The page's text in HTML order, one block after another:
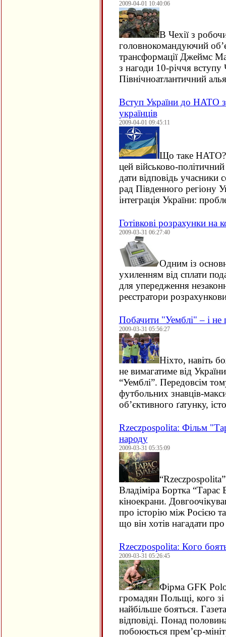
2009-04-01 10:40:06
В Чехії з
головнокомандуючий
трансформації Джеймс
з нагоди 10-річчя вступу
Північноатлантичний
Вступ України до НАТО
українців
2009-04-01 09:45:11
Що таке НАТО?
цей військово-
дати відповідь учасники
рад Південного регіону
інтеграція України:
Готівкові розрахунки на
2009-03-31 06:27:40
Одним із
ухиленням від сплати
для упередження
реєстратори
Побачити "Уемблі" – і не
2009-03-31 05:56:27
Ніхто, навіть
не вимагатиме від
“Уемблі”. Передовсім
футбольних знавців-
об’єктивного ґатунку,
Rzeczpospolita: Фільм
народу
2009-03-31 05:35:09
“
Владіміра Бортка “Тарас
кіноекрани.
про історію між Росією
що він хотів нагадати про
Rzeczpospolita: Кого
2009-03-31 05:26:45
Фірма GFK
громадян Польщі, кого зі
найбільше бояться.
відповіді. Понад
побоюється прем’єр-